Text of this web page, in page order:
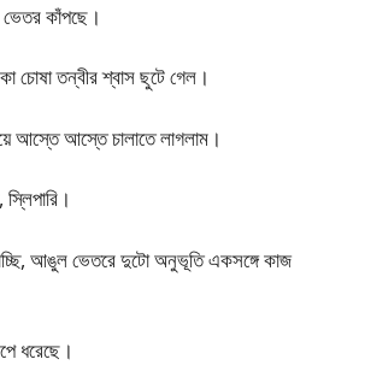
কাঁপছে।
চোষা তন্বীর শ্বাস ছুটে গেল।
আস্তে আস্তে চালাতে লাগলাম।
আঙুল ভেতরে দুটো অনুভূতি একসঙ্গে কাজ
ধরেছে।